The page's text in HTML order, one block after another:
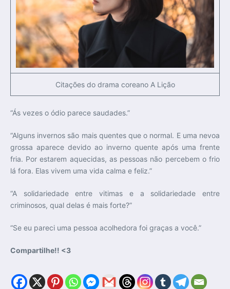
Citações do drama coreano A Lição
“Ás vezes o ódio parece saudades.”
“Alguns invernos são mais quentes que o normal. E uma nevoa
grossa aparece devido ao inverno quente após uma frente
fria. Por estarem aquecidas, as pessoas não percebem o frio
lá fora. Elas vivem uma vida calma e feliz.”
“A solidariedade entre vitimas e a solidariedade entre
criminosos, qual delas é mais forte?”
“Se eu pareci uma pessoa acolhedora foi graças a você.”
Compartilhe!! <3